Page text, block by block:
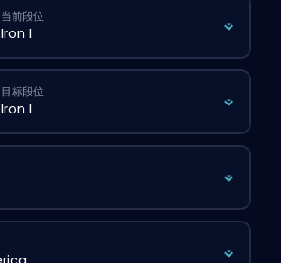
当前段位
目标段位